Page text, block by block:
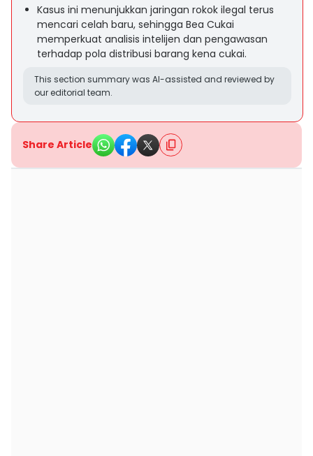
Kasus ini menunjukkan jaringan rokok ilegal terus
mencari celah baru, sehingga Bea Cukai
memperkuat analisis intelijen dan pengawasan
terhadap pola distribusi barang kena cukai.
This section summary was AI-assisted and reviewed by
our editorial team.
Share Article